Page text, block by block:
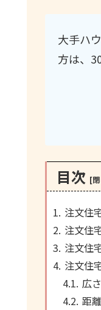
大手ハ
方は、
目次
注文住
注文住
注文住
注文住
広
距